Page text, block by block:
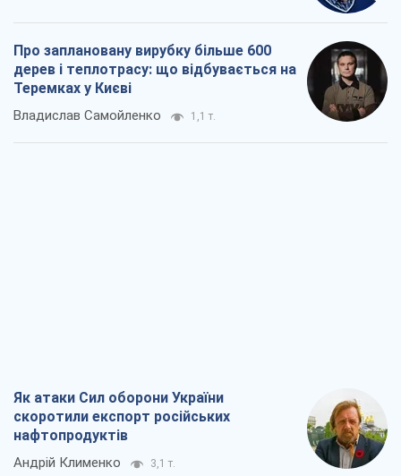
Про заплановану вирубку більше 600
дерев і теплотрасу: що відбувається на
Теремках у Києві
Владислав Самойленко 1,1 т.
Як атаки Сил оборони України
скоротили експорт російських
нафтопродуктів
Андрій Клименко 3,1 т.